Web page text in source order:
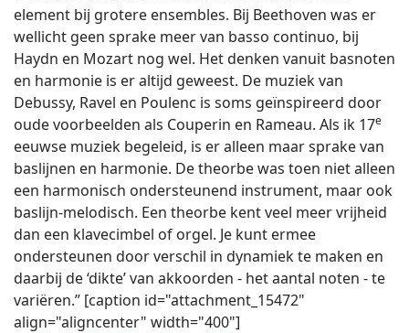
element bij grotere ensembles. Bij Beethoven was er
wellicht geen sprake meer van basso continuo, bij
Haydn en Mozart nog wel. Het denken vanuit basnoten
en harmonie is er altijd geweest. De muziek van
Debussy, Ravel en Poulenc is soms geïnspireerd door
oude voorbeelden als Couperin en Rameau. Als ik 17e
eeuwse muziek begeleid, is er alleen maar sprake van
baslijnen en harmonie. De theorbe was toen niet alleen
een harmonisch ondersteunend instrument, maar ook
baslijn-melodisch. Een theorbe kent veel meer vrijheid
dan een klavecimbel of orgel. Je kunt ermee
ondersteunen door verschil in dynamiek te maken en
daarbij de ‘dikte’ van akkoorden - het aantal noten - te
variëren.” [caption id="attachment_15472"
align="aligncenter" width="400"]